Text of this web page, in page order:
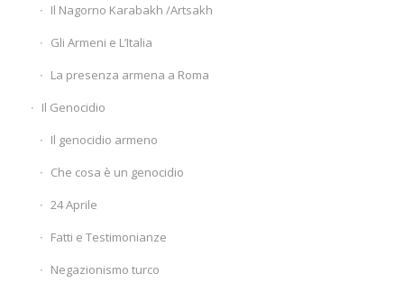
Il Nagorno Karabakh /Artsakh
Gli Armeni e L’Italia
La presenza armena a Roma
Il Genocidio
Il genocidio armeno
Che cosa è un genocidio
24 Aprile
Fatti e Testimonianze
Negazionismo turco